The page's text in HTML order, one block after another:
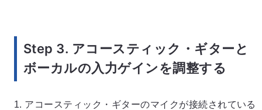
Step 3. アコースティック・ギターと
ボーカルの入力ゲインを調整する
1. アコースティック・ギターのマイクが接続されている